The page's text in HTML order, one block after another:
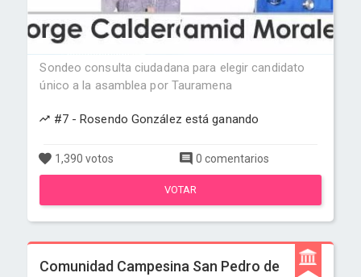
Sondeo consulta ciudadana para elegir candidato
único a la asamblea por Tauramena
#7 - Rosendo González está ganando
1,390 votos 0 comentarios
VOTAR
Comunidad Campesina San Pedro de